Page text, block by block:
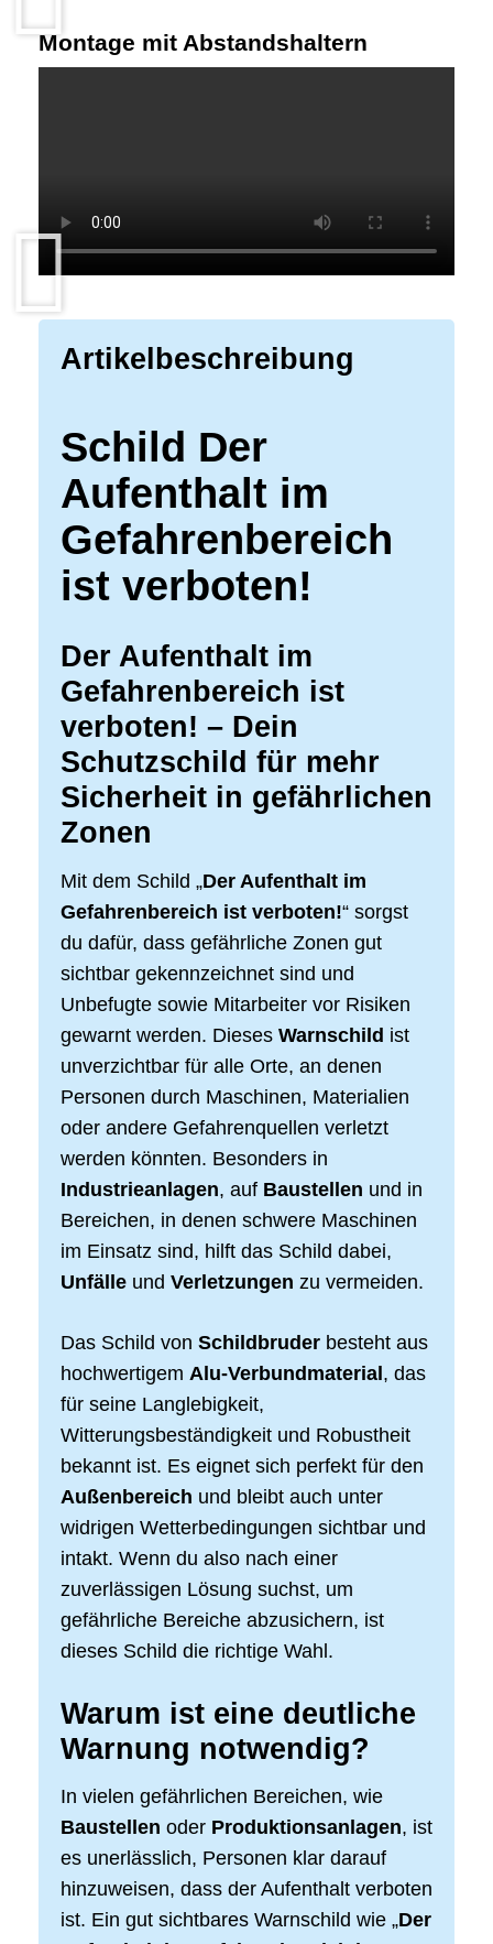
Montage mit Abstandshaltern
Artikelbeschreibung
Schild Der
Aufenthalt im
Gefahrenbereich
ist verboten!
Der Aufenthalt im
Gefahrenbereich ist
verboten! – Dein
Schutzschild für mehr
Sicherheit in gefährlichen
Zonen
Mit dem Schild „Der Aufenthalt im
Gefahrenbereich ist verboten!“ sorgst
du dafür, dass gefährliche Zonen gut
sichtbar gekennzeichnet sind und
Unbefugte sowie Mitarbeiter vor Risiken
gewarnt werden. Dieses Warnschild ist
unverzichtbar für alle Orte, an denen
Personen durch Maschinen, Materialien
oder andere Gefahrenquellen verletzt
werden könnten. Besonders in
Industrieanlagen, auf Baustellen und in
Bereichen, in denen schwere Maschinen
im Einsatz sind, hilft das Schild dabei,
Unfälle und Verletzungen zu vermeiden.
Das Schild von Schildbruder besteht aus
hochwertigem Alu-Verbundmaterial, das
für seine Langlebigkeit,
Witterungsbeständigkeit und Robustheit
bekannt ist. Es eignet sich perfekt für den
Außenbereich und bleibt auch unter
widrigen Wetterbedingungen sichtbar und
intakt. Wenn du also nach einer
zuverlässigen Lösung suchst, um
gefährliche Bereiche abzusichern, ist
dieses Schild die richtige Wahl.
Warum ist eine deutliche
Warnung notwendig?
In vielen gefährlichen Bereichen, wie
Baustellen oder Produktionsanlagen, ist
es unerlässlich, Personen klar darauf
hinzuweisen, dass der Aufenthalt verboten
ist. Ein gut sichtbares Warnschild wie „Der